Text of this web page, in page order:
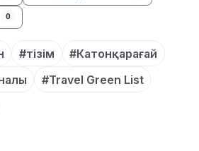
0
#тізім
#Катонқарағай
#Travel Green List